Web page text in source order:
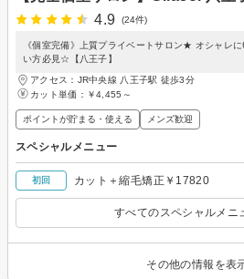
4.9
(24件)
《個室完備》上質プライベートサロン★ オシャレ
い方必見☆【八王子】
アクセス：JR中央線 八王子駅 徒歩3分
カット単価： ￥4,455～
ポイントが貯まる・使える メンズ歓迎
スペシャルメニュー
初回 カット＋縮毛矯正￥17820
すべてのスペシャルメニ
その他の情報を表